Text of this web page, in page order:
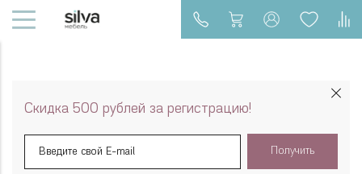
Скидка 500 рублей за регистрацию!
Получить